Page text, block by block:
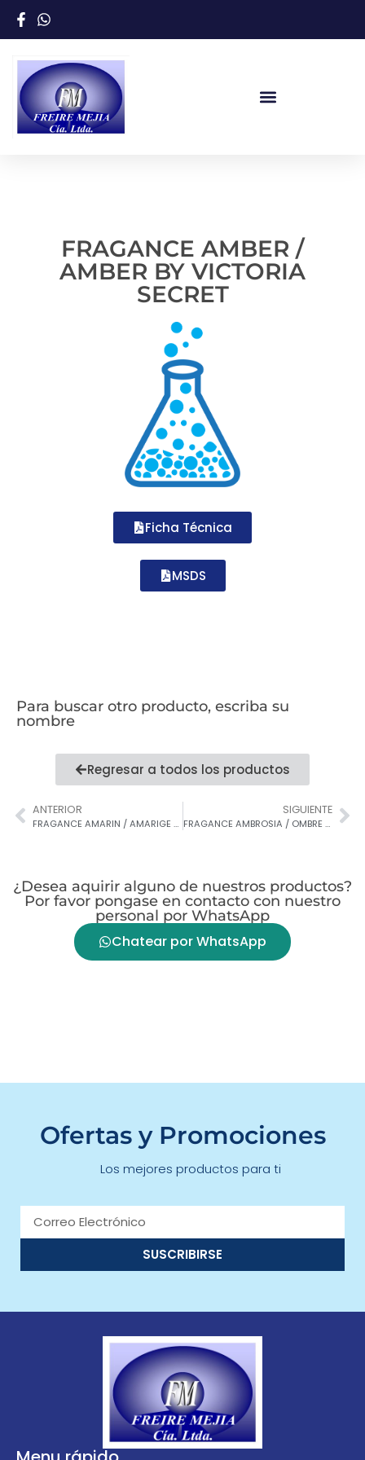
FRAGANCE AMBER /
AMBER BY VICTORIA
SECRET
Ficha Técnica
MSDS
Para buscar otro producto, escriba su
nombre
Regresar a todos los productos
ANTERIOR
FRAGANCE AMARIN / AMARIGE WOMAN By Givenchy
SIGUIENTE
FRAGANCE AMBROSIA / OMBRE ROSE FOR WOMAN BY JEAN CHARLES
¿Desea aquirir alguno de nuestros productos?
Por favor pongase en contacto con nuestro
personal por WhatsApp
Chatear por WhatsApp
Ofertas y Promociones
Los mejores productos para ti
SUSCRIBIRSE